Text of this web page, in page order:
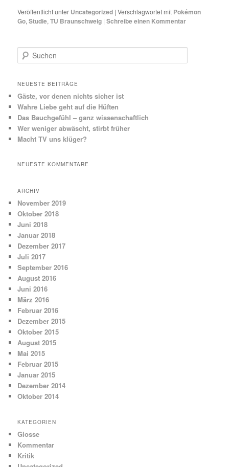
Veröffentlicht unter Uncategorized |Verschlagwortet mit Pokémon
Go,Studie,TU Braunschweig |Schreibe einen Kommentar
u
h
n
NEUESTE BEITRÄGE
Gäste, vor denen nichts sicher ist
Wahre Liebe geht auf die Hüften
Das Bauchgefühl – ganz wissenschaftlich
Wer weniger abwäscht, stirbt früher
Macht TV uns klüger?
NEUESTE KOMMENTARE
ARCHIV
November 2019
Oktober 2018
Juni 2018
Januar 2018
Dezember 2017
Juli 2017
September 2016
August 2016
Juni 2016
März 2016
Februar 2016
Dezember 2015
Oktober 2015
August 2015
Mai 2015
Februar 2015
Januar 2015
Dezember 2014
Oktober 2014
KATEGORIEN
Glosse
Kommentar
Kritik